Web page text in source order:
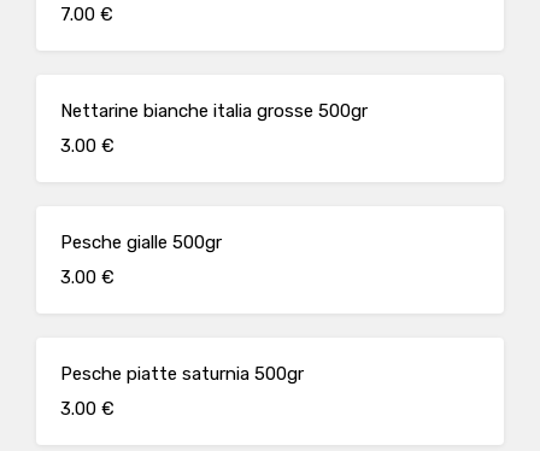
7.00 €
Nettarine bianche italia grosse 500gr
3.00 €
Pesche gialle 500gr
3.00 €
Pesche piatte saturnia 500gr
3.00 €